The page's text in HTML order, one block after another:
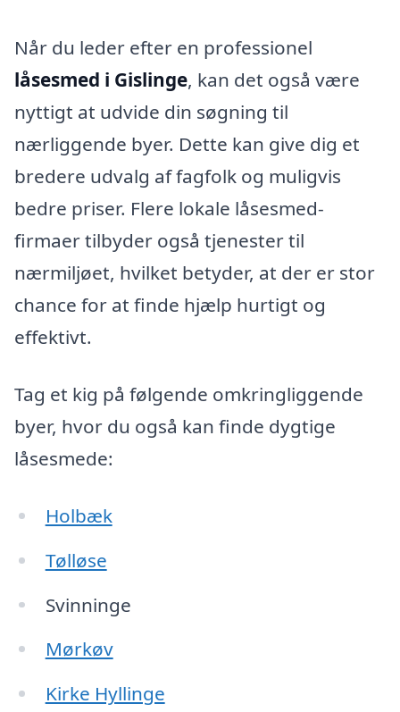
Når du leder efter en professionel
låsesmed i Gislinge, kan det også være
nyttigt at udvide din søgning til
nærliggende byer. Dette kan give dig et
bredere udvalg af fagfolk og muligvis
bedre priser. Flere lokale låsesmed-
firmaer tilbyder også tjenester til
nærmiljøet, hvilket betyder, at der er stor
chance for at finde hjælp hurtigt og
effektivt.
Tag et kig på følgende omkringliggende
byer, hvor du også kan finde dygtige
låsesmede:
Holbæk
Tølløse
Svinninge
Mørkøv
Kirke Hyllinge